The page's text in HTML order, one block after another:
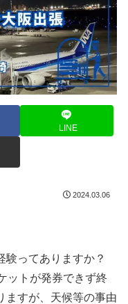
LINE
2024.03.06
験ってありますか？
ットが発券できず終
ますが、天候等の事由